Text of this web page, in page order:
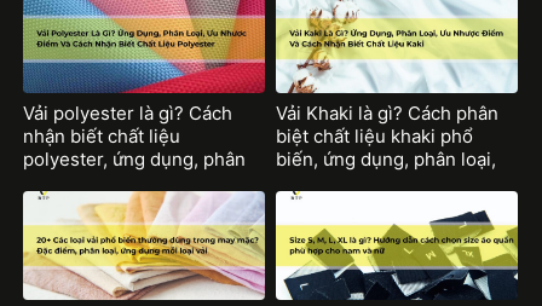
Vải polyester là gì? Cách
nhận biết chất liệu
polyester, ứng dụng, phân
chất liệu polyester
Vải Khaki là gì? Cách phân
biệt chất liệu khaki phổ
biến, ứng dụng, phân loại,